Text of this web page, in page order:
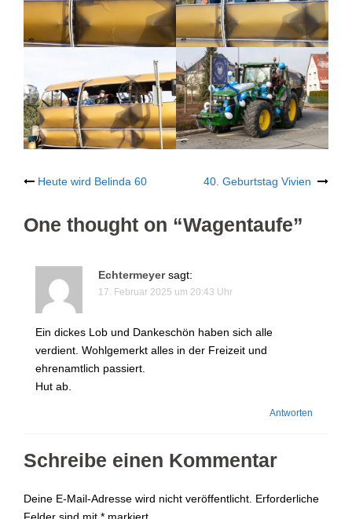
Post
navigation
Heute wird Belinda 60 40. Geburtstag Vivien
One thought on “Wagentaufe”
Echtermeyer sagt:
17. Februar 2025 um 20:43 Uhr
Ein dickes Lob und Dankeschön haben sich alle
verdient. Wohlgemerkt alles in der Freizeit und
ehrenamtlich passiert.
Hut ab.
Antworten
Schreibe einen Kommentar
Deine E-Mail-Adresse wird nicht veröffentlicht. Erforderliche
Felder sind mit * markiert